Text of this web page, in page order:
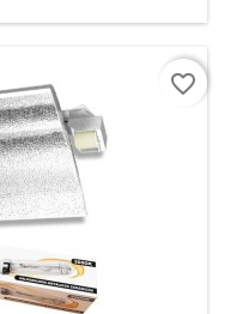
favorite_border